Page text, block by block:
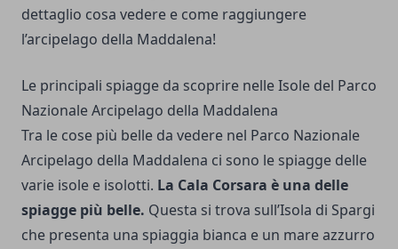
dettaglio cosa vedere e come raggiungere
l’arcipelago della Maddalena!
Le principali spiagge da scoprire nelle Isole del Parco
Nazionale Arcipelago della Maddalena
Tra le cose più belle da vedere nel Parco Nazionale
Arcipelago della Maddalena ci sono le spiagge delle
varie isole e isolotti. La Cala Corsara è una delle
spiagge più belle. Questa si trova sull’Isola di Spargi
che presenta una spiaggia bianca e un mare azzurro